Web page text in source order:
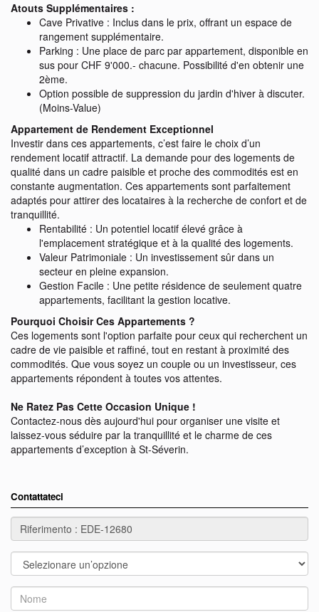
Atouts Supplémentaires :
Cave Privative : Inclus dans le prix, offrant un espace de
rangement supplémentaire.
Parking : Une place de parc par appartement, disponible en
sus pour CHF 9'000.- chacune. Possibilité d'en obtenir une
2ème.
Option possible de suppression du jardin d'hiver à discuter.
(Moins-Value)
Appartement de Rendement Exceptionnel
Investir dans ces appartements, c’est faire le choix d’un
rendement locatif attractif. La demande pour des logements de
qualité dans un cadre paisible et proche des commodités est en
constante augmentation. Ces appartements sont parfaitement
adaptés pour attirer des locataires à la recherche de confort et de
tranquillité.
Rentabilité : Un potentiel locatif élevé grâce à
l'emplacement stratégique et à la qualité des logements.
Valeur Patrimoniale : Un investissement sûr dans un
secteur en pleine expansion.
Gestion Facile : Une petite résidence de seulement quatre
appartements, facilitant la gestion locative.
Pourquoi Choisir Ces Appartements ?
Ces logements sont l'option parfaite pour ceux qui recherchent un
cadre de vie paisible et raffiné, tout en restant à proximité des
commodités. Que vous soyez un couple ou un investisseur, ces
appartements répondent à toutes vos attentes.
Ne Ratez Pas Cette Occasion Unique !
Contactez-nous dès aujourd'hui pour organiser une visite et
laissez-vous séduire par la tranquillité et le charme de ces
appartements d’exception à St-Séverin.
Contattateci